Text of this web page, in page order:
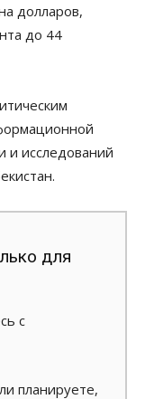
долларов,
до 44
и исследований
для
с
планируете,